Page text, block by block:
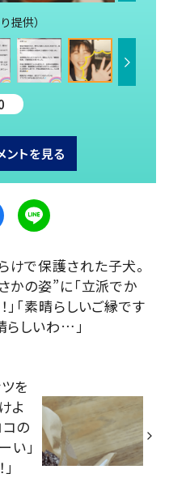
提供）
ントを見る
けで保護された子犬。
かの姿”に「立派でか
」「素晴らしいご縁です
らしいわ…」
を
よ
の
い」